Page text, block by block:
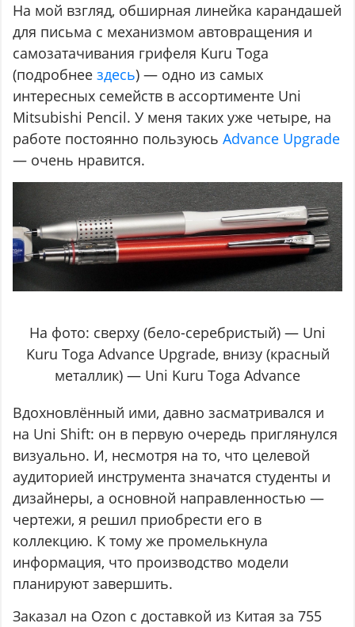
На мой взгляд, обширная линейка карандашей
для письма с механизмом автовращения и
самозатачивания грифеля Kuru Toga
(подробнеездесь) — одно из самых
интересных семейств в ассортименте Uni
Mitsubishi Pencil. У меня таких уже четыре, на
работе постоянно пользуюсьAdvance Upgrade
— очень нравится.
На фото: сверху (бело-серебристый) — Uni
Kuru Toga Advance Upgrade, внизу (красный
металлик) — Uni Kuru Toga Advance
Вдохновлённый ими, давно засматривался и
на Uni Shift: он в первую очередь приглянулся
визуально. И, несмотря на то, что целевой
аудиторией инструмента значатся студенты и
дизайнеры, а основной направленностью —
чертежи, я решил приобрести его в
коллекцию. К тому же промелькнула
информация, что производство модели
планируют завершить.
Заказал на Ozon с доставкой из Китая за 755